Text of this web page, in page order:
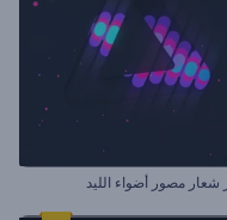
شعار مصور أضواء الليد